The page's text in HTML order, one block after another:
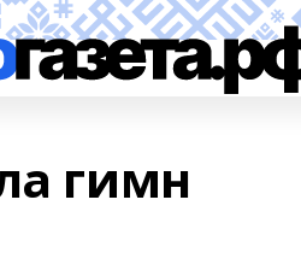
гимн